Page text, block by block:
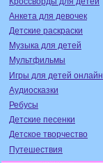
Анкета для девочек
Детские раскраски
Музыка для детей
Мультфильмы
Игры для детей онлайн
Аудиосказки
Ребусы
Детские песенки
Детское творчество
Путешествия